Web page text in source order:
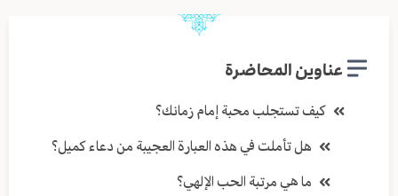
عناوين المحاضرة
كيف تستجلب محبة إمام زمانك؟
هل تأملت في هذه العبارة العجيبة من دعاء كميل؟
ما هي مرتبة الحب الإلهي؟